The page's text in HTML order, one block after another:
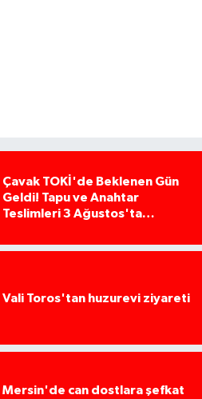
Çavak TOKİ'de Beklenen Gün
Geldi! Tapu ve Anahtar
Teslimleri 3 Ağustos'ta
Vali Toros'tan huzurevi ziyareti
Mersin'de can dostlara şefkat